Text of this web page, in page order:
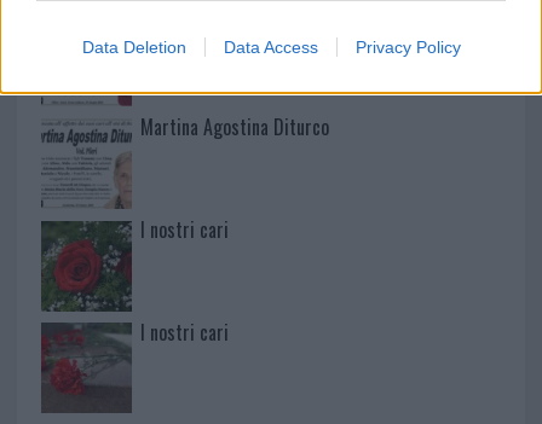
Data Deletion Data Access Privacy Policy
Martina Agostina Diturco
I nostri cari
I nostri cari